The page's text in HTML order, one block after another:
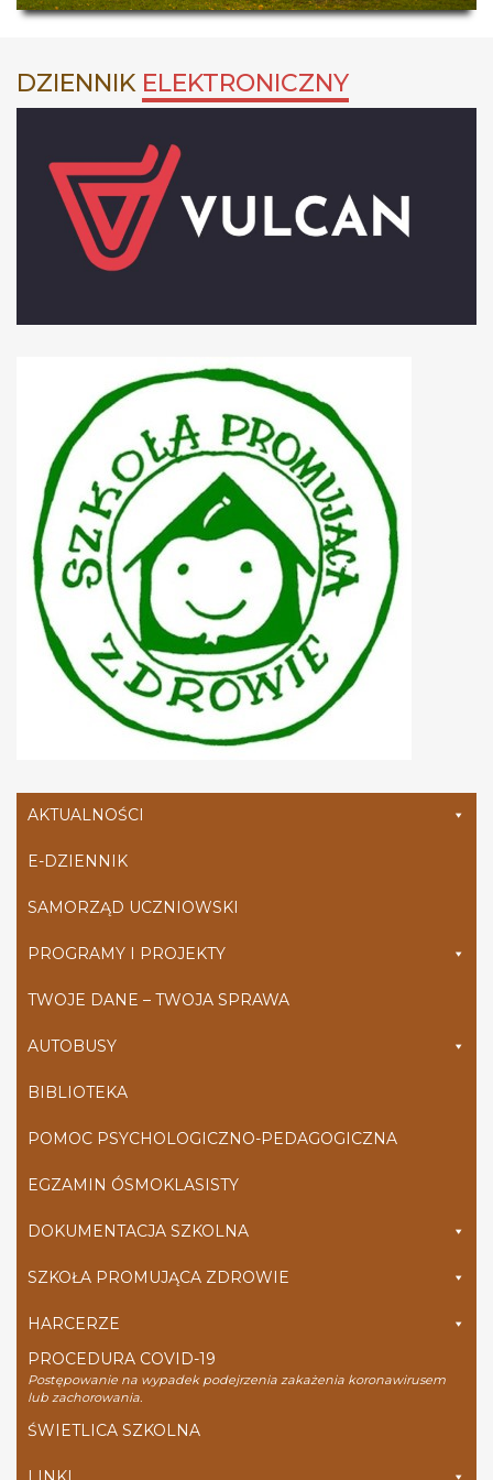
DZIENNIK ELEKTRONICZNY
AKTUALNOŚCI
E-DZIENNIK
SAMORZĄD UCZNIOWSKI
PROGRAMY I PROJEKTY
TWOJE DANE – TWOJA SPRAWA
AUTOBUSY
BIBLIOTEKA
POMOC PSYCHOLOGICZNO-PEDAGOGICZNA
EGZAMIN ÓSMOKLASISTY
DOKUMENTACJA SZKOLNA
SZKOŁA PROMUJĄCA ZDROWIE
HARCERZE
PROCEDURA COVID-19
Postępowanie na wypadek podejrzenia zakażenia koronawirusem
lub zachorowania.
ŚWIETLICA SZKOLNA